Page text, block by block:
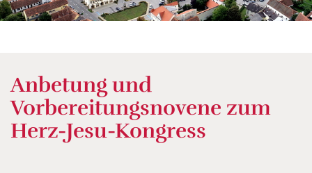
Anbetung und
Vorbereitungsnovene zum
Herz-Jesu-Kongress